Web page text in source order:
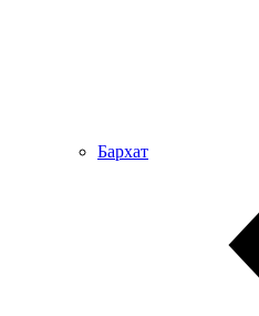
Бархат